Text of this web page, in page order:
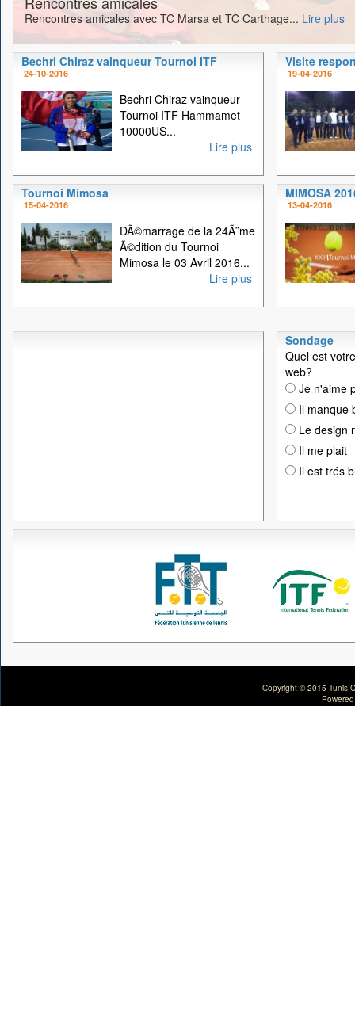
Rencontres amicales avec TC Marsa et TC Carthage... Lire plus
Bechri Chiraz vainqueur Tournoi ITF
24-10-2016
Bechri Chiraz vainqueur
Tournoi ITF Hammamet
10000US...
Lire plus
Visite
19-04-2016
Tournoi Mimosa
15-04-2016
DÃ©marrage de la 24Ã¨me
Ã©dition du Tournoi
Mimosa le 03 Avril 2016...
Lire plus
MIMOSA
13-04-2016
Sondage
Quel est
web?
Je n'aime
Il manque
Le design
Il me plait
Il est trés
Copyright © 2015 Tunis